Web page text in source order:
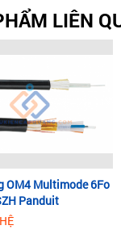
LIÊN
OM4 Multimode 6Fo
Panduit